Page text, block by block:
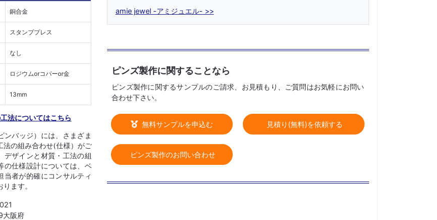
銅合金
スタンププレス
なし
ロジウムorコパーor金
13mm
法についてはこちら
ンバッジ）には、さまざま
法の組み合わせ(仕様）がご
デザインと材質・工法の組
の仕様設計については、ベ
当者が的確にコンサルティ
ます。
阪府
amie jewel -アミジュエル-
ピンズ製作に関することなら
ピンズ製作に関するサンプルのご請求、お見積もり、ご質問はお気軽にお問い
合わせ下さい。
無料サンプルを申込む 見積り(無料)を依頼する
ピンズ製作のお問い合わせ